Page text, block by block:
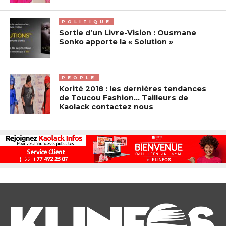
POLITIQUE
Sortie d’un Livre-Vision : Ousmane
Sonko apporte la « Solution »
PEOPLE
Korité 2018 : les dernières tendances
de Toucou Fashion… Tailleurs de
Kaolack contactez nous